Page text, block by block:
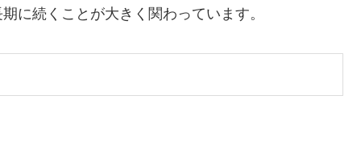
に続くことが大きく関わっています。